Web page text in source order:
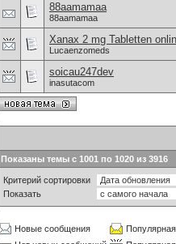
88aamamaa
88aamamaa
Xanax 2 mg Tabletten
Lucaenzomeds
soicau247dev
inasutacom
Показаны темы с 1001 по 1020 из 3916
Критерий сортировки
Показать
Новые сообщения